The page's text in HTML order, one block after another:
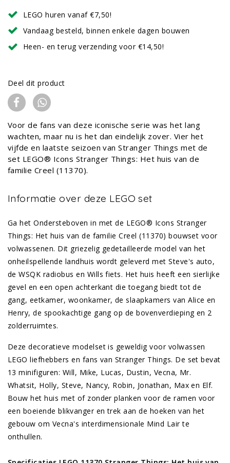
LEGO huren vanaf €7,50!
Vandaag besteld, binnen enkele dagen bouwen
Heen- en terug verzending voor €14,50!
Deel dit product
Voor de fans van deze iconische serie was het lang
wachten, maar nu is het dan eindelijk zover. Vier het
vijfde en laatste seizoen van Stranger Things met de
set LEGO® Icons Stranger Things: Het huis van de
familie Creel (11370).
Informatie over deze LEGO set
Ga het Ondersteboven in met de LEGO® Icons Stranger
Things: Het huis van de familie Creel (11370) bouwset voor
volwassenen. Dit griezelig gedetailleerde model van het
onheilspellende landhuis wordt geleverd met Steve's auto,
de WSQK radiobus en Wills fiets. Het huis heeft een sierlijke
gevel en een open achterkant die toegang biedt tot de
gang, eetkamer, woonkamer, de slaapkamers van Alice en
Henry, de spookachtige gang op de bovenverdieping en 2
zolderruimtes.
Deze decoratieve modelset is geweldig voor volwassen
LEGO liefhebbers en fans van Stranger Things. De set bevat
13 minifiguren: Will, Mike, Lucas, Dustin, Vecna, Mr.
Whatsit, Holly, Steve, Nancy, Robin, Jonathan, Max en Elf.
Bouw het huis met of zonder planken voor de ramen voor
een boeiende blikvanger en trek aan de hoeken van het
gebouw om Vecna's interdimensionale Mind Lair te
onthullen.